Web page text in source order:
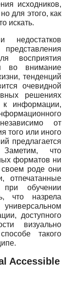
исходников,
для этого, как
искать.
восприятия
во внимание
тенденций
очевидной
решениях
к информации,
от
того или иного
предлагается
Заметим, что
форматов ни
роде они
отпечатанные
обучении
что назрела
доступного
визуально
такого
Accessible